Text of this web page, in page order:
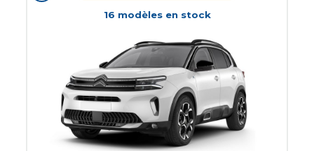
16 modèlesen stock